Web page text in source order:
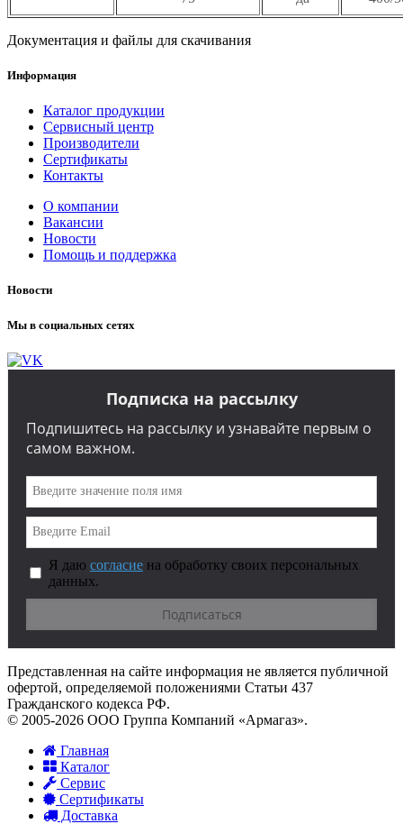
Документация и файлы для скачивания
Информация
Каталог продукции
Сервисный центр
Производители
Сертификаты
Контакты
О компании
Вакансии
Новости
Помощь и поддержка
Новости
Мы в социальных сетях
Подписка на рассылку
Подпишитесь на рассылку и узнавайте первым о
самом важном.
Я даю согласие на обработку своих персональных
данных.
Представленная на сайте информация не является публичной
офертой, определяемой положениями Статьи 437
Гражданского кодекса РФ.
© 2005-2026 ООО Группа Компаний «Армагаз».
Главная
Каталог
Сервис
Сертификаты
Доставка